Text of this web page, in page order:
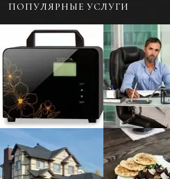
ПОПУЛЯРНЫЕ УСЛУГИ
Предметная
фотосъемка для
каталога
Портретная
фотосъемка -
портрет
Фотосъемка жилой и
коммерческой
недвижимости
Фуд-
и напитков